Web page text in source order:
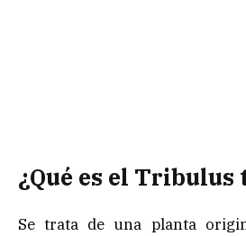
¿Qué es el
Se trata de una planta